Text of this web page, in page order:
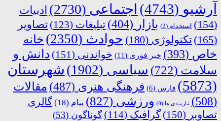
آرشیو (4743) اجتماعی (2730)
ادبیات
(154)
استخدام (2) بازار (404) تبلیغات (123)
تصاویر
(165)
تکنولوژی (180) حوادث (2350)
خانه
خاص (393) خبر فوری (11) خواندنی (151)
دانش و
سلامت (722) سیاسی (1902)
شهرستان
(5873)
فارس (6) فرهنگی هنری (487)
مقالات
(508)
نیازمندی ها (0) ورزشی (827) پیام (18)
گالری
تصاویر (150) گرافیک (114) گوناگون (53)